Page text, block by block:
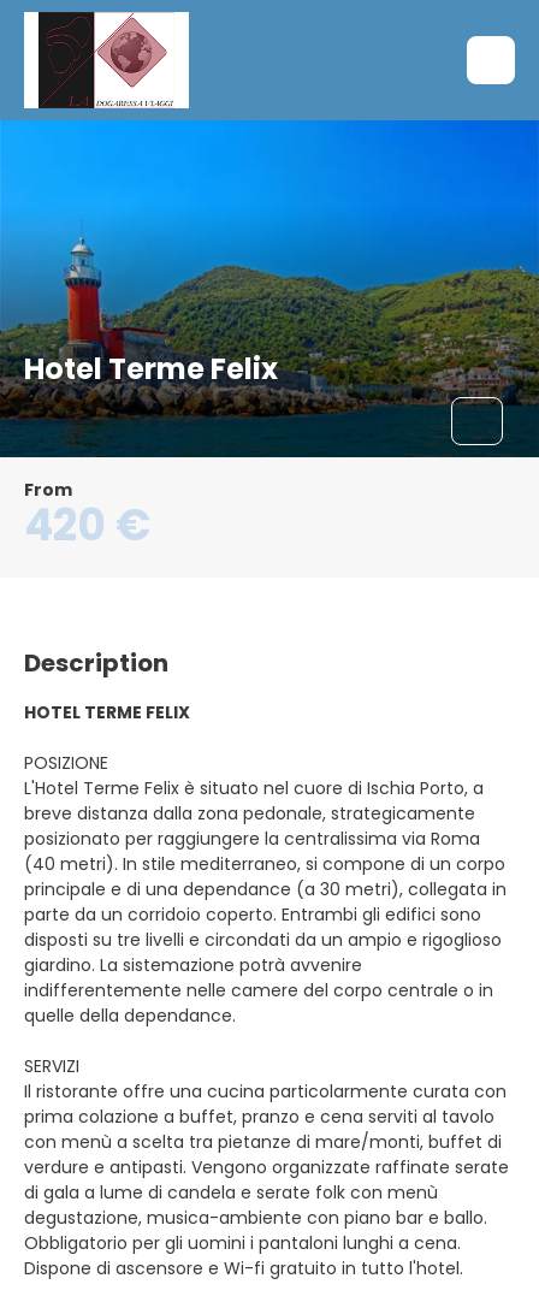
Hotel Terme Felix
From
420 €
Description
HOTEL TERME FELIX
POSIZIONE
L'Hotel Terme Felix è situato nel cuore di Ischia Porto, a
breve distanza dalla zona pedonale, strategicamente
posizionato per raggiungere la centralissima via Roma
(40 metri). In stile mediterraneo, si compone di un corpo
principale e di una dependance (a 30 metri), collegata in
parte da un corridoio coperto. Entrambi gli edifici sono
disposti su tre livelli e circondati da un ampio e rigoglioso
giardino. La sistemazione potrà avvenire
indifferentemente nelle camere del corpo centrale o in
quelle della dependance.
SERVIZI
Il ristorante offre una cucina particolarmente curata con
prima colazione a buffet, pranzo e cena serviti al tavolo
con menù a scelta tra pietanze di mare/monti, buffet di
verdure e antipasti. Vengono organizzate raffinate serate
di gala a lume di candela e serate folk con menù
degustazione, musica-ambiente con piano bar e ballo.
Obbligatorio per gli uomini i pantaloni lunghi a cena.
Dispone di ascensore e Wi-fi gratuito in tutto l'hotel.